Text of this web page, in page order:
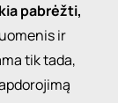
pabrėžti,
ir
tik tada,